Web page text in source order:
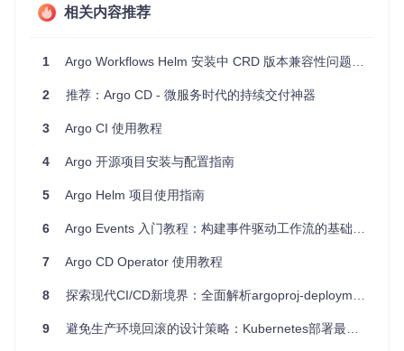
持续集成：每当开发者推送代码到GitHub时，Argo CI会自
动拉取最新的代码，运行测试，并报告结果。
境，确保快速迭代的同时，保持稳定。
满足特定的测试或构建需求。
4、项目特点
管理和弹性扩展能力。
动态参数设置：自动设置revision和repo参数，方便工作
可视化界面：易于使用的Web界面，便于监控和管理CI/CD
YAML DSL ：通过清晰的YAML文件定义复杂的工作流程，
相关内容推荐
1 Argo Workflows Helm 安装中 CRD 版本兼容性问题解析
2 推荐：Argo CD - 微服务时代的持续交付神器
3 Argo CI 使用教程
4 Argo 开源项目安装与配置指南
5 Argo Helm 项目使用指南
6 Argo Events 入门教程：构建事件驱动工作流的基础指南
7 Argo CD Operator 使用教程
8 探索现代CI/CD新境界：全面解析argoproj-deployments项目
9 避免生产环境回滚的设计策略：Kubernetes部署最佳实践